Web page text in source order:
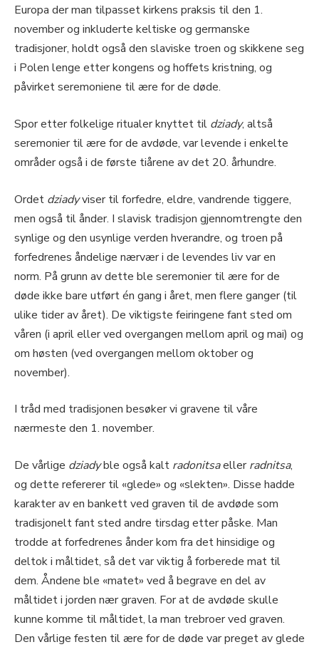
Europa der man tilpasset kirkens praksis til den 1.
november og inkluderte keltiske og germanske
tradisjoner, holdt også den slaviske troen og skikkene seg
i Polen lenge etter kongens og hoffets kristning, og
påvirket seremoniene til ære for de døde.
Spor etter folkelige ritualer knyttet til dziady, altså
seremonier til ære for de avdøde, var levende i enkelte
områder også i de første tiårene av det 20. århundre.
Ordet dziadyviser til forfedre, eldre, vandrende tiggere,
men også til ånder. I slavisk tradisjon gjennomtrengte den
synlige og den usynlige verden hverandre, og troen på
forfedrenes åndelige nærvær i de levendes liv var en
norm. På grunn av dette ble seremonier til ære for de
døde ikke bare utført én gang i året, men flere ganger (til
ulike tider av året). De viktigste feiringene fant sted om
våren (i april eller ved overgangen mellom april og mai) og
om høsten (ved overgangen mellom oktober og
november).
I tråd med tradisjonen besøker vi gravene til våre
nærmeste den 1. november.
De vårlige dziadyble også kalt radonitsaellerradnitsa,
og dette refererer til «glede» og «slekten». Disse hadde
karakter av en bankett ved graven til de avdøde som
tradisjonelt fant sted andre tirsdag etter påske. Man
trodde at forfedrenes ånder kom fra det hinsidige og
deltok i måltidet, så det var viktig å forberede mat til
dem. Åndene ble «matet» ved å begrave en del av
måltidet i jorden nær graven. For at de avdøde skulle
kunne komme til måltidet, la man trebroer ved graven.
Den vårlige festen til ære for de døde var preget av glede